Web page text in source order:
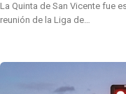
La Quinta de San Vicente fue
reunión de la Liga de…